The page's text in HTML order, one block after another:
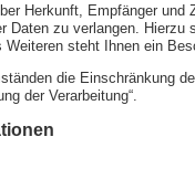
Herkunft, Empfänger
Daten zu verlangen.
steht Ihnen ein
die Einschränkung
der Verarbeitung“.